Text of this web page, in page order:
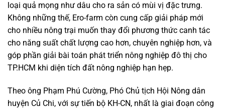
loại quả mọng như dâu cho ra sản có mùi vị đặc trưng.
Không những thế, Ero-farm còn cung cấp giải pháp mới
cho nhiều nông trại muốn thay đổi phương thức canh tác
cho năng suất chất lượng cao hơn, chuyên nghiệp hơn, và
góp phần giải bài toán phát triển nông nghiệp đô thị cho
TP.HCM khi diện tích đất nông nghiệp hạn hẹp.
Theo ông Phạm Phú Cường, Phó Chủ tịch Hội Nông dân
huyện Củ Chi, với sự tiến bộ KH-CN, nhất là giai đoạn công